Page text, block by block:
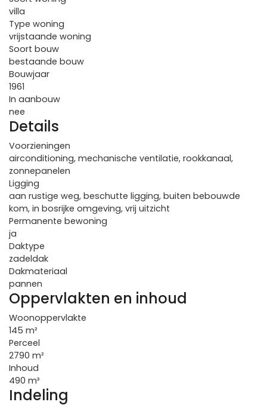
villa
Type woning
vrijstaande woning
Soort bouw
bestaande bouw
Bouwjaar
1961
In aanbouw
nee
Details
Voorzieningen
airconditioning, mechanische ventilatie, rookkanaal,
zonnepanelen
Ligging
aan rustige weg, beschutte ligging, buiten bebouwde
kom, in bosrijke omgeving, vrij uitzicht
Permanente bewoning
ja
Daktype
zadeldak
Dakmateriaal
pannen
Oppervlakten en inhoud
Woonoppervlakte
145 m²
Perceel
2790 m²
Inhoud
490 m³
Indeling